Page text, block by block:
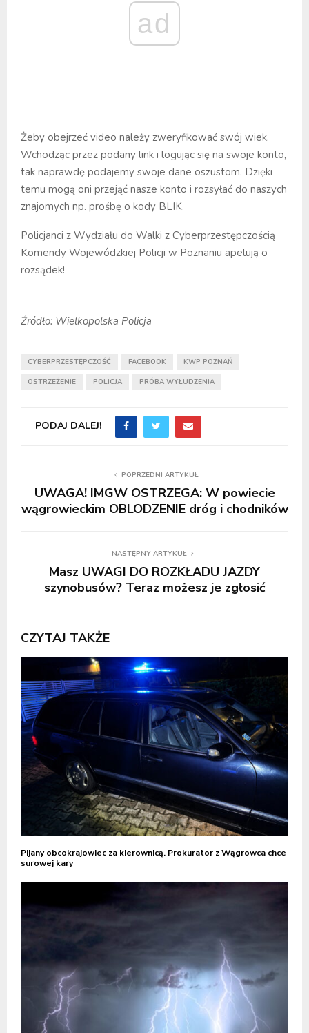
ad
Żeby obejrzeć video należy zweryfikować swój wiek.
Wchodząc przez podany link i logując się na swoje konto,
tak naprawdę podajemy swoje dane oszustom. Dzięki
temu mogą oni przejąć nasze konto i rozsyłać do naszych
znajomych np. prośbę o kody BLIK.
Policjanci z Wydziału do Walki z Cyberprzestępczością
Komendy Wojewódzkiej Policji w Poznaniu apelują o
rozsądek!
Źródło: Wielkopolska Policja
CYBERPRZESTĘPCZOŚĆ FACEBOOK KWP POZNAŃ
OSTRZEŻENIE POLICJA PRÓBA WYŁUDZENIA
PODAJ DALEJ!
POPRZEDNI ARTYKUŁ
UWAGA! IMGW OSTRZEGA: W powiecie
wągrowieckim OBLODZENIE dróg i chodników
NASTĘPNY ARTYKUŁ
Masz UWAGI DO ROZKŁADU JAZDY
szynobusów? Teraz możesz je zgłosić
CZYTAJ TAKŻE
Pijany obcokrajowiec za kierownicą. Prokurator z Wągrowca chce
surowej kary